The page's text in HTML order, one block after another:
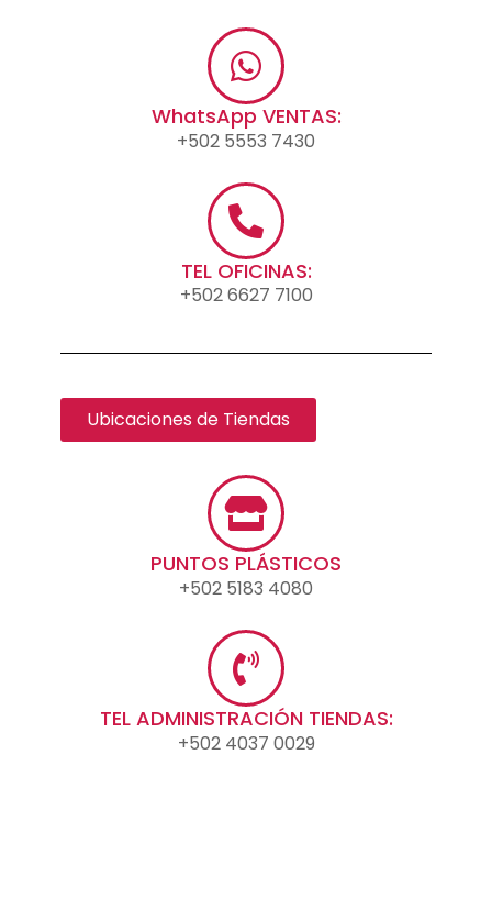
WhatsApp VENTAS:
+502 5553 7430
TEL OFICINAS:
+502 6627 7100
Ubicaciones de Tiendas
PUNTOS PLÁSTICOS
+502 5183 4080
TEL ADMINISTRACIÓN TIENDAS:
+502 4037 0029